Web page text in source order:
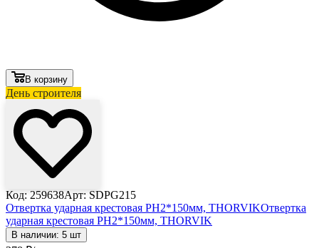
В корзину
День строителя
Код: 259638Арт: SDPG215
Отвертка ударная крестовая PH2*150мм, THORVIKОтвертка
ударная крестовая PH2*150мм, THORVIK
В наличии: 5 шт